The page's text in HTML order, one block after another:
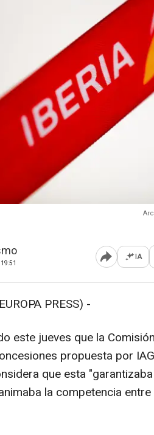
Abrir IA
PRESS) -
este jueves que la
propuesta por
que esta
la competencia